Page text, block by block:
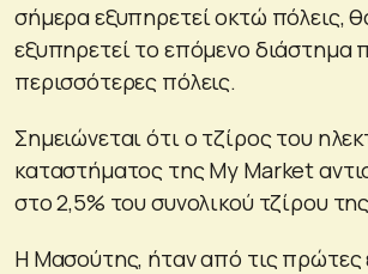
σήμερα εξυπηρετεί οκτώ πόλεις,
εξυπηρετεί το επόμενο διάστημα
περισσότερες πόλεις.
Σημειώνεται ότι ο τζίρος του
καταστήματος της My Market
στο 2,5% του συνολικού τζίρου
Η Μασούτης, ήταν από τις πρώτες